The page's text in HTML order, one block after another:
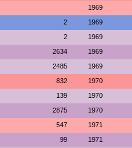
1969
2 1969
2 1969
2634 1969
2485 1969
832 1970
139 1970
2875 1970
547 1971
99 1971